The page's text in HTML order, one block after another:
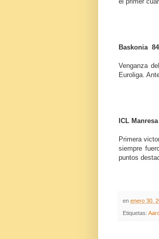
Baskonia
Venganza
Euroliga.
ICL
Primera
siempre
puntos
en enero 30,
Etiquetas: